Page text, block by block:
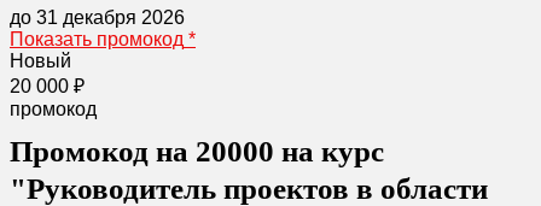
до 31 декабря 2026
Показать промокод *
Новый
20 000 ₽
промокод
Промокод на 20000 на курс
"Руководитель проектов в области